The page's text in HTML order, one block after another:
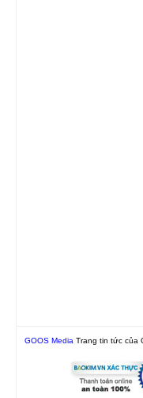
GOOS Media Trang tin tức của